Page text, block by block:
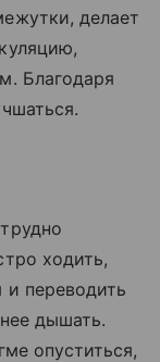
делает
Благодаря
ходить,
и переводить
дышать.
опуститься,